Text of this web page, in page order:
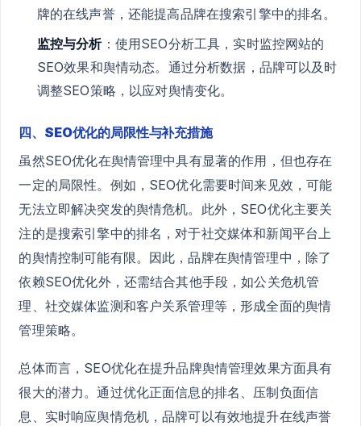
牌的在线声誉，还能提高品牌在搜索引擎中的排名。
监控与分析：使用SEO分析工具，实时监控网站的
SEO效果和舆情动态。通过分析数据，品牌可以及时
调整SEO策略，以应对舆情变化。
四、SEO优化的局限性与补充措施
虽然SEO优化在舆情管理中具有显著的作用，但也存在
一定的局限性。例如，SEO优化需要时间来见效，可能
无法立即解决突发的舆情危机。此外，SEO优化主要关
注的是搜索引擎中的排名，对于社交媒体和新闻平台上
的舆情控制可能有限。因此，品牌在舆情管理中，除了
依赖SEO优化外，还需结合其他手段，如公关危机管
理、社交媒体监测和客户关系管理等，形成全面的舆情
管理策略。
总体而言，SEO优化在提升品牌舆情管理效果方面具有
很大的潜力。通过优化正面信息的排名、压制负面信
息、实时响应舆情危机，品牌可以有效地提升在线声誉